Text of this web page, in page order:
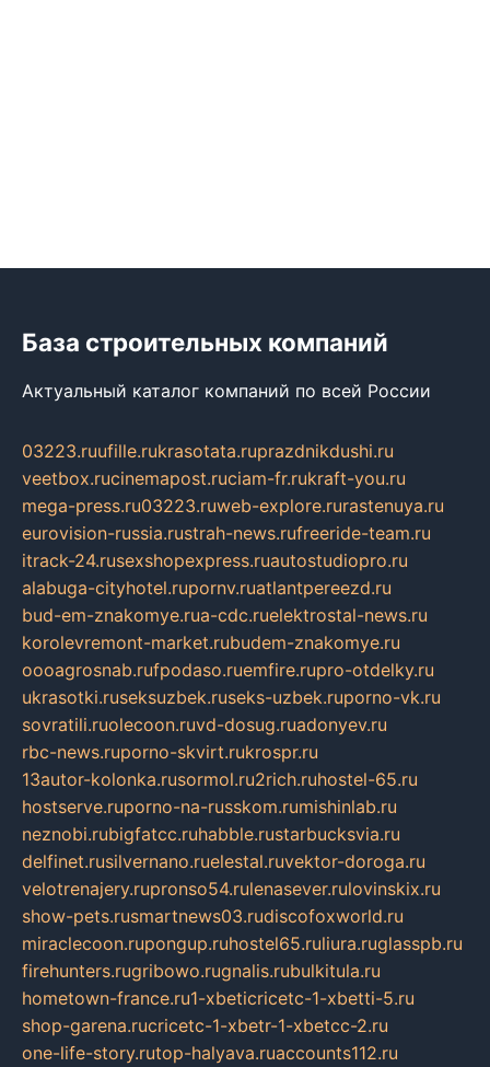
База строительных компаний
Актуальный каталог компаний по всей России
03223.ruufille.rukrasotata.ruprazdnikdushi.ru
veetbox.rucinemapost.ruciam-fr.rukraft-you.ru
mega-press.ru03223.ruweb-explore.rurastenuya.ru
eurovision-russia.rustrah-news.rufreeride-team.ru
itrack-24.rusexshopexpress.ruautostudiopro.ru
alabuga-cityhotel.rupornv.ruatlantpereezd.ru
bud-em-znakomye.rua-cdc.ruelektrostal-news.ru
korolevremont-market.rubudem-znakomye.ru
oooagrosnab.rufpodaso.ruemfire.rupro-otdelky.ru
ukrasotki.ruseksuzbek.ruseks-uzbek.ruporno-vk.ru
sovratili.ruolecoon.ruvd-dosug.ruadonyev.ru
rbc-news.ruporno-skvirt.rukrospr.ru
13autor-kolonka.rusormol.ru2rich.ruhostel-65.ru
hostserve.ruporno-na-russkom.rumishinlab.ru
neznobi.rubigfatcc.ruhabble.rustarbucksvia.ru
delfinet.rusilvernano.ruelestal.ruvektor-doroga.ru
velotrenajery.rupronso54.rulenasever.rulovinskix.ru
show-pets.rusmartnews03.rudiscofoxworld.ru
miraclecoon.rupongup.ruhostel65.ruliura.ruglasspb.ru
firehunters.rugribowo.rugnalis.rubulkitula.ru
hometown-france.ru1-xbeticricetc-1-xbetti-5.ru
shop-garena.rucricetc-1-xbetr-1-xbetcc-2.ru
one-life-story.rutop-halyava.ruaccounts112.ru